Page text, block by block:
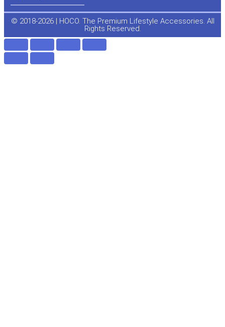
-
f
© 2018-2026 | HOCO. The Premium Lifestyle Accessories. All
Rights Reserved.